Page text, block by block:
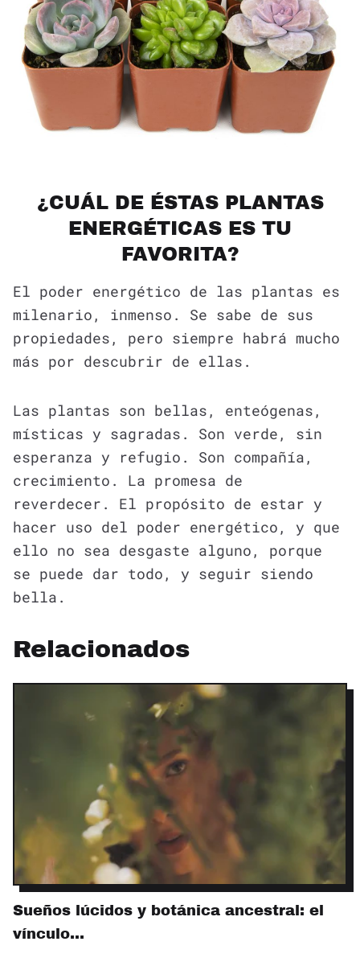
¿CUÁL DE ÉSTAS PLANTAS
ENERGÉTICAS ES TU
FAVORITA?
El poder energético de las plantas es
milenario, inmenso. Se sabe de sus
propiedades, pero siempre habrá mucho
más por descubrir de ellas.
Las plantas son bellas, enteógenas,
místicas y sagradas. Son verde, sin
esperanza y refugio. Son compañía,
crecimiento. La promesa de
reverdecer. El propósito de estar y
hacer uso del poder energético, y que
ello no sea desgaste alguno, porque
se puede dar todo, y seguir siendo
bella.
Relacionados
Sueños lúcidos y botánica ancestral: el
vínculo…